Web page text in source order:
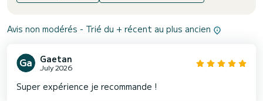
Avis non modérés - Trié du + récent au plus ancien
Gaetan
July 2026
Super expérience je recommande !